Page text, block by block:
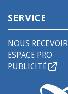
SERVICE
NOUS RECEVOIR
ESPACE PRO
PUBLICITÉ